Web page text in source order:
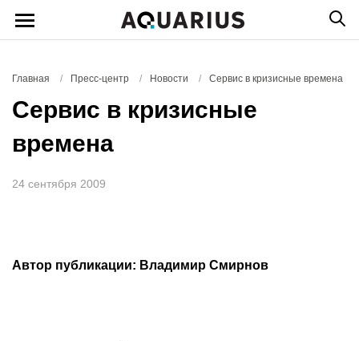
Главная / Пресс-центр / Новости / Сервис в кризисные времена
Сервис в кризисные
времена
24 сентября 2009
Автор публикации: Владимир Смирнов